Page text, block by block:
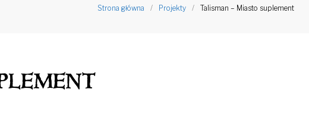
Strona główna / Projekty / Talisman – Miasto suplement